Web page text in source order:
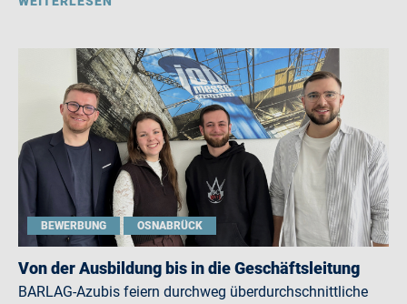
BEWERBUNG OSNABRÜCK
Von der Ausbildung bis in die Geschäftsleitung
BARLAG-Azubis feiern durchweg überdurchschnittliche